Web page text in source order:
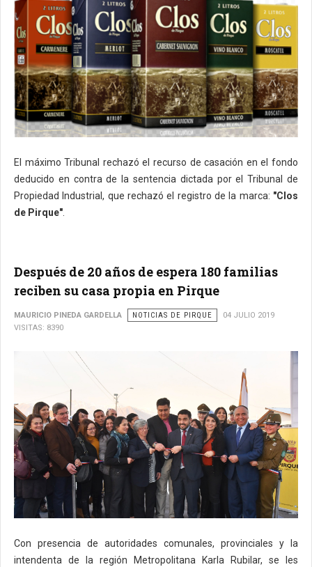
El máximo Tribunal rechazó el recurso de casación en el fondo
deducido en contra de la sentencia dictada por el Tribunal de
Propiedad Industrial, que rechazó el registro de la marca: "Clos
de Pirque".
Después de 20 años de espera 180 familias
reciben su casa propia en Pirque
MAURICIO PINEDA GARDELLA NOTICIAS DE PIRQUE
04 JULIO 2019
VISITAS: 8390
Con presencia de autoridades comunales, provinciales y la
intendenta de la región Metropolitana Karla Rubilar, se les